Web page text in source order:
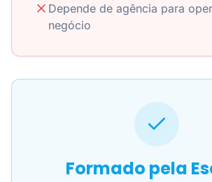
Depende de agência para
negócio
Formado pela